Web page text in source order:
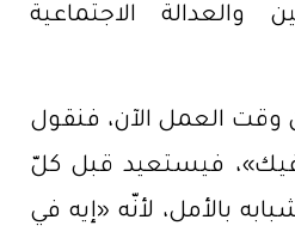
والعدالة الاجتماعية
وقت العمل الآن، فنقول
فيك»، فيستعيد قبل كلّ
بالأمل، لأنّه «إيه في